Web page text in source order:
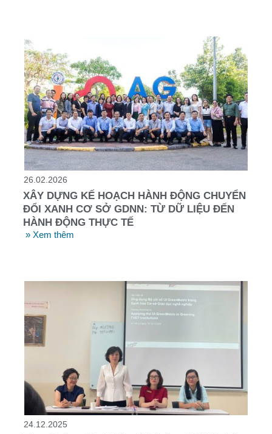
26.02.2026
XÂY DỰNG KẾ HOẠCH HÀNH ĐỘNG CHUYỂN
ĐỔI XANH CƠ SỞ GDNN: TỪ DỮ LIỆU ĐẾN
HÀNH ĐỘNG THỰC TẾ
» Xem thêm
24.12.2025